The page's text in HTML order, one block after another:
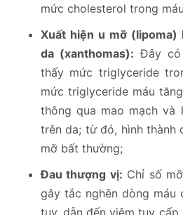
mức cholesterol trong
Xuất hiện u mỡ (lipoma)
da (xanthomas): Đây có
thấy mức triglyceride
mức triglyceride máu
thông qua mao mạch
trên da; từ đó, hình thành
mỡ bất thường;
Đau thượng vị: Chỉ số
gây tắc nghẽn dòng máu
tụy, dẫn đến viêm tụy